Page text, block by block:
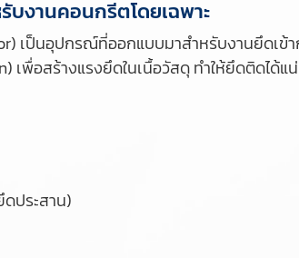
งานคอนกรีตโดยเฉพาะ
เป็นอุปกรณ์ที่ออกแบบมาสำหรับงานยึดเ
เพื่อสร้างแรงยึดในเนื้อวัสดุ ทำให้ยึดติดได้
ประสาน)